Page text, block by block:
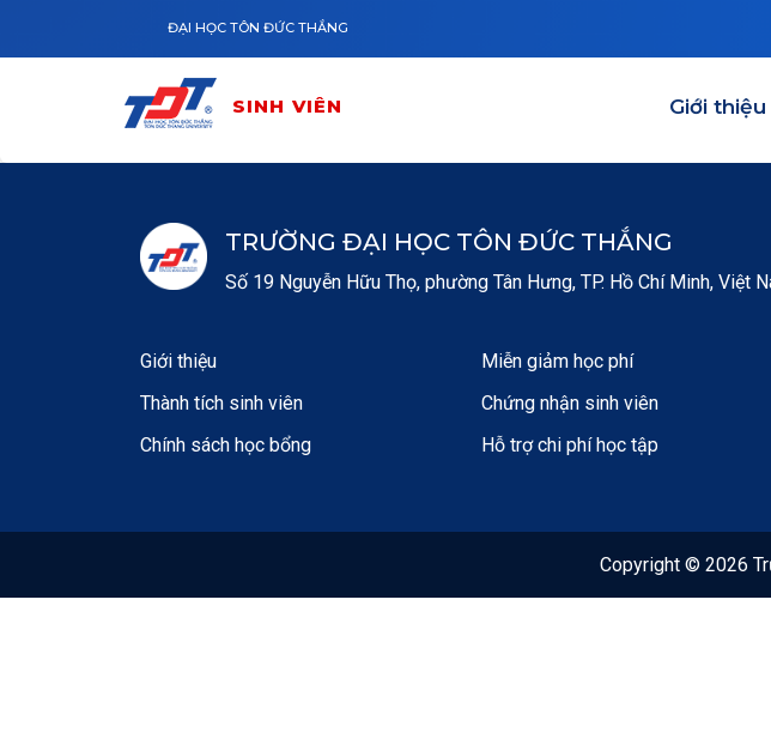
SINH VIÊN
ĐẠI HỌC TÔN ĐỨC THẮNG
SINH VIÊN Giới thiệu
TRƯỜNG ĐẠI HỌC TÔN ĐỨC THẮNG
Số 19 Nguyễn Hữu Thọ, phường Tân Hưng, TP. Hồ Chí Minh, Việt
Giới thiệu
Thành tích sinh viên
Chính sách học bổng
Miễn giảm học phí
Chứng nhận sinh viên
Hỗ trợ chi phí học tập
Copyright © 2026